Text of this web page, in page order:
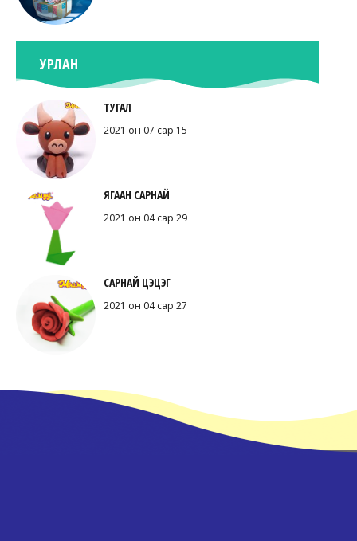
УРЛАН
ТУГАЛ
2021 он 07 сар 15
ЯГААН САРНАЙ
2021 он 04 сар 29
САРНАЙ ЦЭЦЭГ
2021 он 04 сар 27